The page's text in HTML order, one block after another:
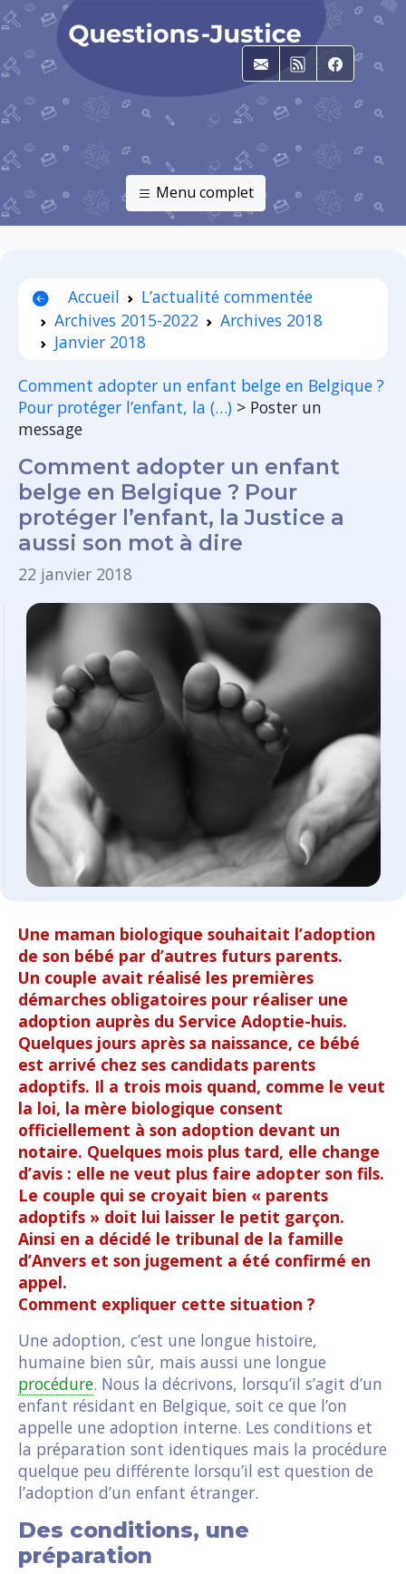
E-mailRSS
Menu complet
Accueil
L’actualité commentée
Archives 2015-2022
Archives 2018
Janvier 2018
Comment adopter un enfant belge en Belgique ?
Pour protéger l’enfant, la (…) > Poster un
message
Comment adopter un enfant
belge en Belgique ? Pour
protéger l’enfant, la Justice a
aussi son mot à dire
22 janvier 2018
Une maman biologique souhaitait l’adoption
de son bébé par d’autres futurs parents.
Un couple avait réalisé les premières
démarches obligatoires pour réaliser une
adoption auprès du Service Adoptie-huis.
Quelques jours après sa naissance, ce bébé
est arrivé chez ses candidats parents
adoptifs. Il a trois mois quand, comme le veut
la loi, la mère biologique consent
officiellement à son adoption devant un
notaire. Quelques mois plus tard, elle change
d’avis : elle ne veut plus faire adopter son fils.
Le couple qui se croyait bien « parents
adoptifs » doit lui laisser le petit garçon.
Ainsi en a décidé le tribunal de la famille
d’Anvers et son jugement a été confirmé en
appel.
Comment expliquer cette situation ?
Une adoption, c’est une longue histoire,
humaine bien sûr, mais aussi une longue
procédure. Nous la décrivons, lorsqu’il s’agit d’un
enfant résidant en Belgique, soit ce que l’on
appelle une adoption interne. Les conditions et
la préparation sont identiques mais la procédure
quelque peu différente lorsqu’il est question de
l’adoption d’un enfant étranger.
Des conditions, une
préparation